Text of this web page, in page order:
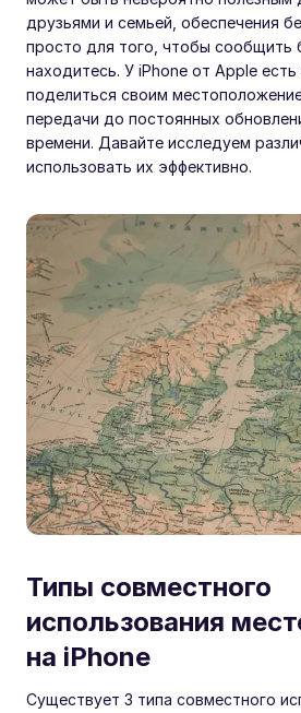
друзьями и семьей, обеспечения
просто для того, чтобы сообщить
находитесь. У iPhone от Apple
поделиться своим
передачи до постоянных
времени. Давайте исследуем
использовать их эффективно.
Типы совместного
использования
на iPhone
Существует 3 типа совместного